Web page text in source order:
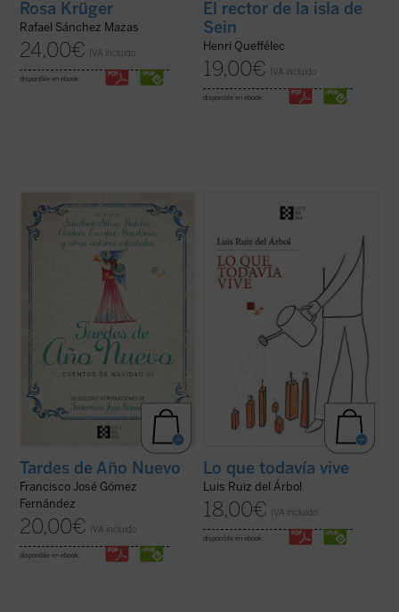
Rosa Krüger
Rafael Sánchez Mazas
24,00€ IVA incluido
disponible en ebook:
El rector de la isla de
Sein
Henri Queffélec
19,00€ IVA incluido
disponible en ebook:
Esta es una obra cargada de tradiciones,
vida y espiritualidad, de la mano de algunos
de nuestros escritores con mayor y mejor
oficio. Un elenco de creadores que aúna la
tradición y la modernidad de las
solemnidades navideñas, la problemática ...
Tardes de Año Nuevo
Francisco José Gómez
Fernández
20,00€ IVA incluido
disponible en ebook:
Este libro se abre frente al lector como una
conversación abierta con todos los autores
expresión de multidisciplinariedad: música,
El autor ha confeccionado ...
(ver ficha)
Lo que todavía vive
Luis Ruiz del Árbol
18,00€ IVA incluido
disponible en ebook: